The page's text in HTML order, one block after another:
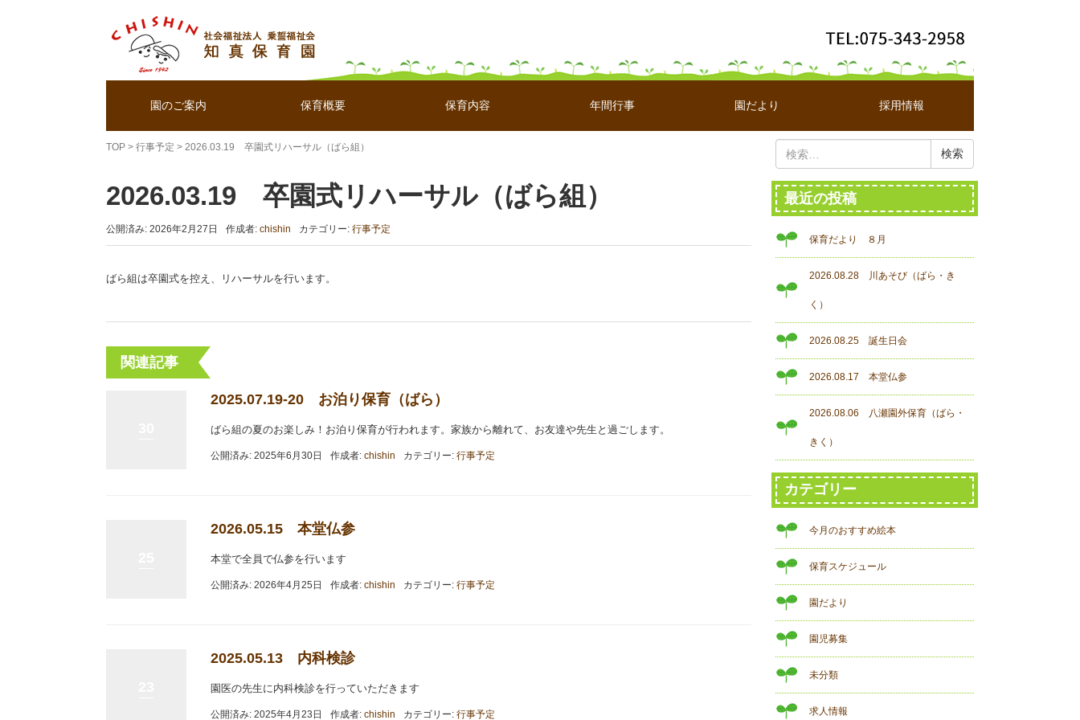
園のご案内 保育概要 保育内容 年間行事 園だより 採用情報
TOP > 行事予定 > 2026.03.19 卒園式リハーサル（ばら組）
2026.03.19 卒園式リハーサル（ばら組）
公開済み: 2026年2月27日 作成者: chishin カテゴリー: 行事予定
ばら組は卒園式を控え、リハーサルを行います。
関連記事
2025.07.19-20 お泊り保育（ばら）
ばら組の夏のお楽しみ！お泊り保育が行われます。家族から離れて、お友達や先生と過ごします。
公開済み: 2025年6月30日 作成者: chishin カテゴリー: 行事予定
2026.05.15 本堂仏参
本堂で全員で仏参を行います
公開済み: 2026年4月25日 作成者: chishin カテゴリー: 行事予定
2025.05.13 内科検診
園医の先生に内科検診を行っていただきます
公開済み: 2025年4月23日 作成者: chishin カテゴリー: 行事予定
最近の投稿
保育だより ８月
2026.08.28 川あそび（ばら・き
く）
2026.08.25 誕生日会
2026.08.17 本堂仏参
2026.08.06 八瀬園外保育（ばら・
きく）
カテゴリー
今月のおすすめ絵本
保育スケジュール
園だより
園児募集
未分類
求人情報